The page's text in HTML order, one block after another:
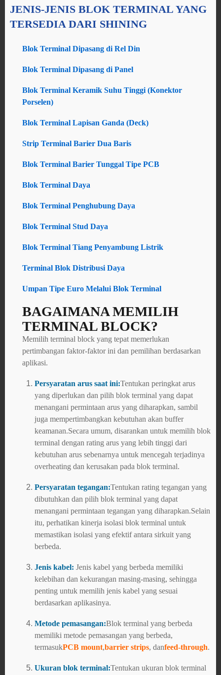
JENIS-JENIS BLOK TERMINAL YANG
TERSEDIA DARI SHINING
Blok Terminal Dipasang di Rel Din
Blok Terminal Dipasang di Panel
Blok Terminal Keramik Suhu Tinggi (Konektor
Porselen)
Blok Terminal Lapisan Ganda (Deck)
Strip Terminal Barier Dua Baris
Blok Terminal Barier Tunggal Tipe PCB
Blok Terminal Daya
Blok Terminal Penghubung Daya
Blok Terminal Stud Daya
Blok Terminal Tiang Penyambung Listrik
Terminal Blok Distribusi Daya
Umpan Tipe Euro Melalui Blok Terminal
BAGAIMANA MEMILIH
TERMINAL BLOCK?
Memilih terminal block yang tepat memerlukan
pertimbangan faktor-faktor ini dan pemilihan berdasarkan
aplikasi.
Persyaratan arus saat ini:Tentukan peringkat arus
yang diperlukan dan pilih blok terminal yang dapat
menangani permintaan arus yang diharapkan, sambil
juga mempertimbangkan kebutuhan akan buffer
keamanan.Secara umum, disarankan untuk memilih blok
terminal dengan rating arus yang lebih tinggi dari
kebutuhan arus sebenarnya untuk mencegah terjadinya
overheating dan kerusakan pada blok terminal.
Persyaratan tegangan:Tentukan rating tegangan yang
dibutuhkan dan pilih blok terminal yang dapat
menangani permintaan tegangan yang diharapkan.Selain
itu, perhatikan kinerja isolasi blok terminal untuk
memastikan isolasi yang efektif antara sirkuit yang
berbeda.
Jenis kabel: Jenis kabel yang berbeda memiliki
kelebihan dan kekurangan masing-masing, sehingga
penting untuk memilih jenis kabel yang sesuai
berdasarkan aplikasinya.
Metode pemasangan:Blok terminal yang berbeda
memiliki metode pemasangan yang berbeda,
termasukPCB mount,barrier strips, danfeed-through.
Ukuran blok terminal:Tentukan ukuran blok terminal